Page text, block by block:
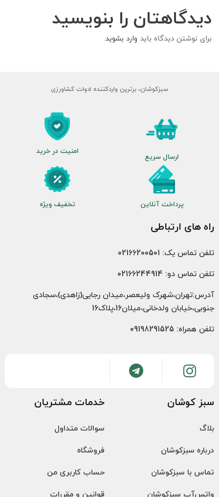
دیدگاهتان را بنویسید
برای نوشتن دیدگاه باید وارد بشوید.
سبزکوشان، برترین واردکننده ادوات کشاورزی
ارسال سریع
امنیت در خرید
پرداخت آنلاین تخفیف ویژه
راه های ارتباطی
تلفن تماس یک: 02166200501
تلفن تماس دو: 02166244914
آدرس:تهران،شهرک ولیعصر،میدان رجایی(زاهدی)،سجادی
جنوبی،خیابان ولدخانی،میلان16،پلاک16
تلفن همراه: 09198291525
سبز کوشان
بلاگ
درباره سبزکوشان
تماس با سبزکوشان
واتس‌آپ سبزکوشان
خدمات مشتریان
سوالات متداول
فروشگاه
حساب کاربری من
قوانین و مقررات